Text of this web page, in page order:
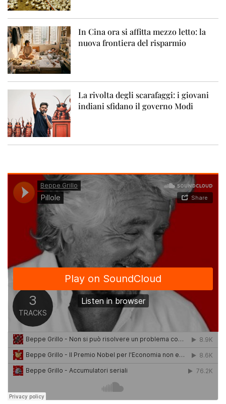
In Cina ora si affitta mezzo letto: la
nuova frontiera del risparmio
La rivolta degli scarafaggi: i giovani
indiani sfidano il governo Modi